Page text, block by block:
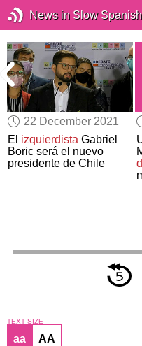
News in Slow Spanish
22 December 2021
El izquierdista Gabriel
Boric será el nuevo
presidente de Chile
TEXT SIZE
aa AA